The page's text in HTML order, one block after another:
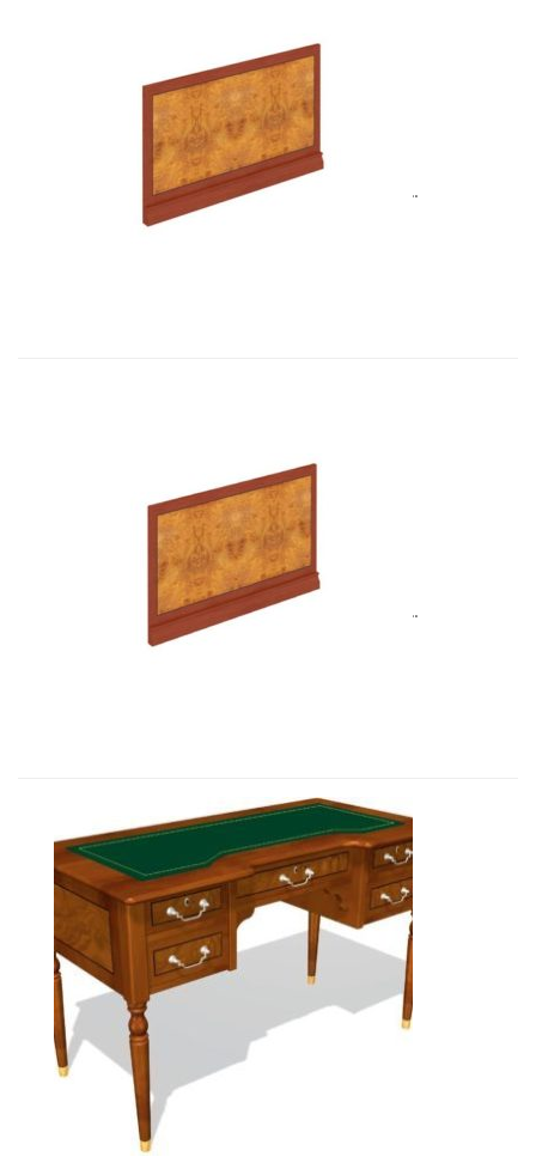
Art&Moble 01128 Лицевая панель �...
Art&Moble 01129 Лицевая панель �...
Art&Moble 01124 Стол секретаря �...